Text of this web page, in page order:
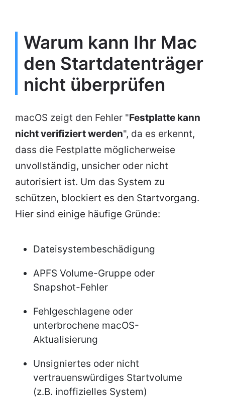
Warum kann Ihr Mac
den Startdatenträger
nicht überprüfen
macOS zeigt den Fehler "Festplatte kann
nicht verifiziert werden", da es erkennt,
dass die Festplatte möglicherweise
unvollständig, unsicher oder nicht
autorisiert ist. Um das System zu
schützen, blockiert es den Startvorgang.
Hier sind einige häufige Gründe:
Dateisystembeschädigung
APFS Volume-Gruppe oder
Snapshot-Fehler
Fehlgeschlagene oder
unterbrochene macOS-
Aktualisierung
Unsigniertes oder nicht
vertrauenswürdiges Startvolume
(z.B. inoffizielles System)